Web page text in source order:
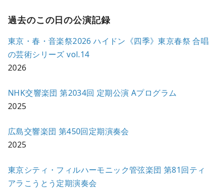
過去のこの日の公演記録
東京・春・音楽祭2026 ハイドン《四季》東京春祭 合唱
の芸術シリーズ vol.14
2026
NHK交響楽団 第2034回 定期公演 Aプログラム
2025
広島交響楽団 第450回定期演奏会
2025
東京シティ・フィルハーモニック管弦楽団 第81回ティ
アラこうとう定期演奏会